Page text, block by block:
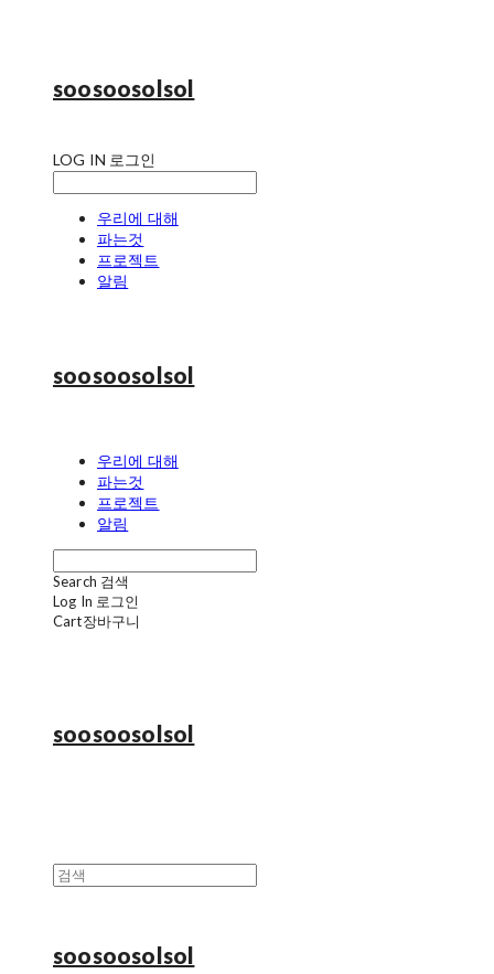
soosoosolsol
LOG IN 로그인
우리에 대해
파는것
프로젝트
알림
soosoosolsol
우리에 대해
파는것
프로젝트
알림
Search 검색
Log In 로그인
Cart장바구니
soosoosolsol
soosoosolsol